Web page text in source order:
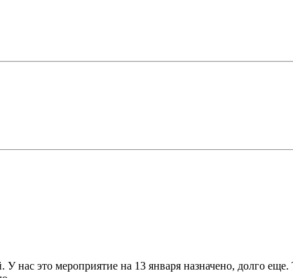
У нас это мероприятие на 13 января назначено, долго